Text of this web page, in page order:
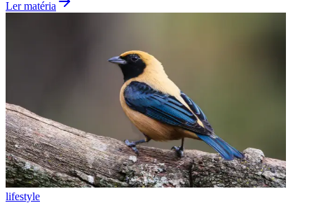
Botafogo
Ler matéria
lifestyle